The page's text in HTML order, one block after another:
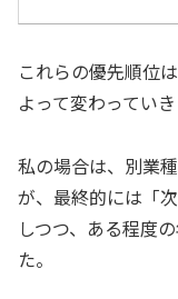
これらの優先順位
よって変わっていき
私の場合は、別業
が、最終的には「
しつつ、ある程度
た。